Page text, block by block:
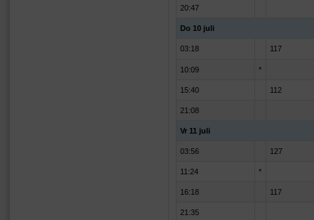
20:47
Do 10 juli
03:18 117
10:09 *
15:40 112
21:08
Vr 11 juli
03:56 127
11:24 *
16:18 117
21:35